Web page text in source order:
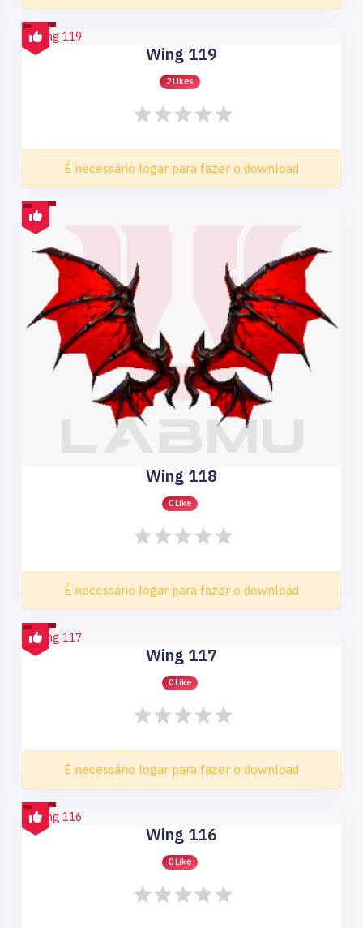
Wing 119
2 Likes
É necessário logar para fazer o download
Wing 118
0 Like
É necessário logar para fazer o download
Wing 117
0 Like
É necessário logar para fazer o download
Wing 116
0 Like